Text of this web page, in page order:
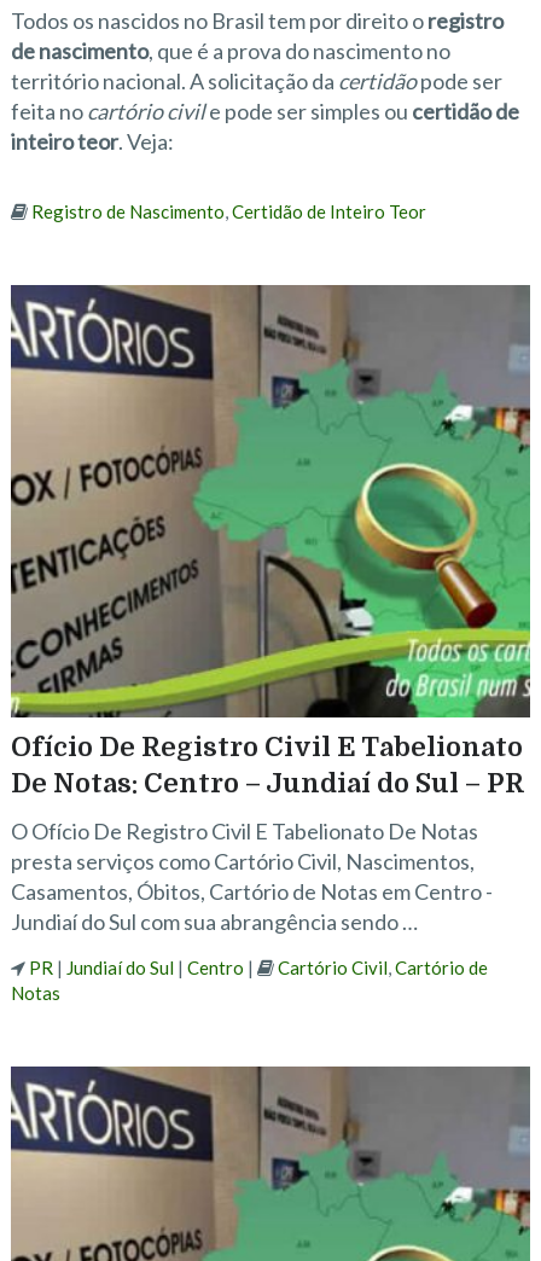
Todos os nascidos no Brasil tem por direito oregistro
de nascimento, que é a prova do nascimento no
território nacional. A solicitação da certidãopode ser
feita nocartório civile pode ser simples ou certidão de
inteiro teor. Veja:
Registro de Nascimento,Certidão de Inteiro Teor
Ofício De Registro Civil E Tabelionato
De Notas: Centro – Jundiaí do Sul – PR
O Ofício De Registro Civil E Tabelionato De Notas
presta serviços como Cartório Civil, Nascimentos,
Casamentos, Óbitos, Cartório de Notas em Centro -
Jundiaí do Sul com sua abrangência sendo …
PR | Jundiaí do Sul| Centro | Cartório Civil,Cartório de
Notas